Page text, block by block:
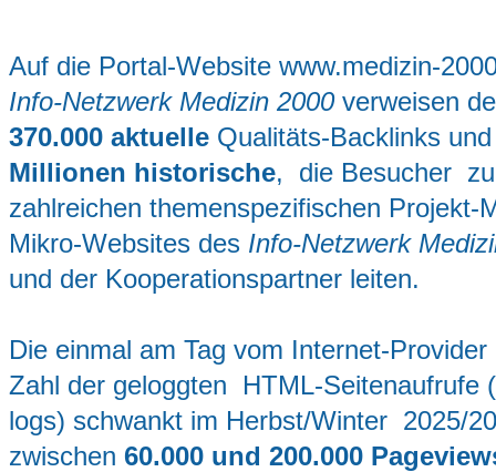
Auf die Portal-Website www.medizin-
Info-Netzwerk Medizin 2000verweisen
370.000 aktuelle Qualitäts-Backlinks
Millionen historische, die Besucher
zahlreichen themenspezifischen Projekt-
Mikro-Websites des Info-Netzwerk
und der Kooperationspartner leiten.
Die einmal am Tag vom Internet-Provider
Zahl der geloggten HTML-Seitenaufrufe
logs) schwankt im Herbst/Winter 2025/
zwischen 60.000 und 200.000